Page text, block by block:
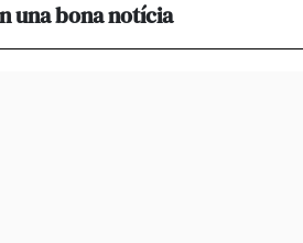
una bona notícia